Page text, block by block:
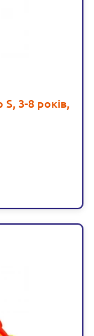
3-8 років,